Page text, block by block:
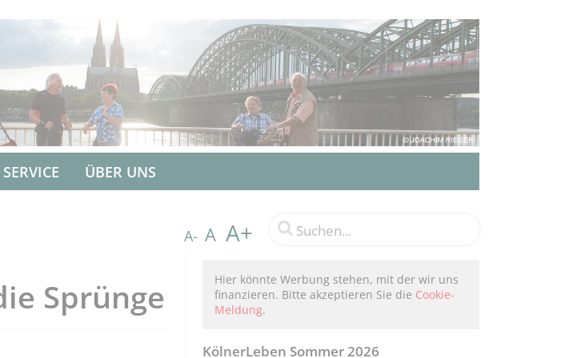
SERVICE ÜBER UNS
A- A A+
Sprünge
Hier könnte Werbung stehen, mit der wir uns
finanzieren. Bitte akzeptieren Sie die Cookie-
Meldung.
KölnerLeben Sommer 2026